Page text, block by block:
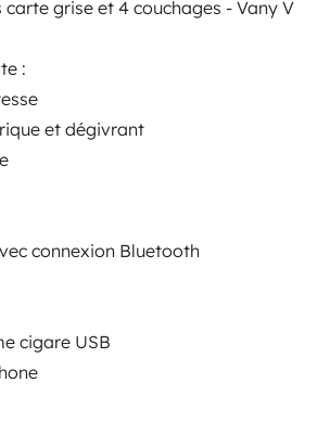
carte grise et 4 couchages - Vany V
:
et dégivrant
connexion Bluetooth
cigare USB
Les Ulis